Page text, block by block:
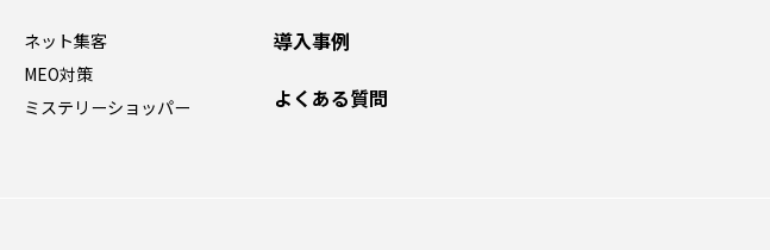
ネット集客
MEO対策
ミステリーショッパー
導入事例
よくある質問